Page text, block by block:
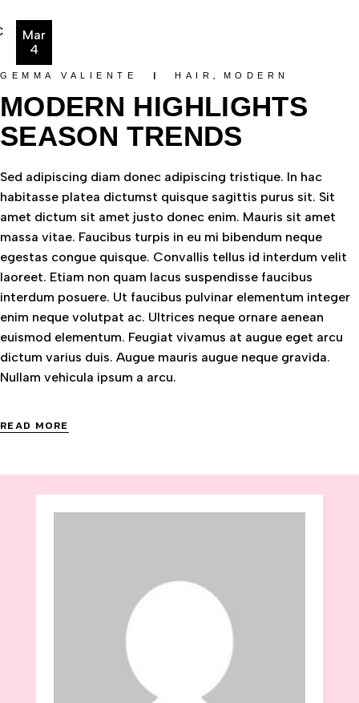
Mar
4
GEMMA VALIENTE HAIR MODERN
MODERN HIGHLIGHTS
SEASON TRENDS
Sed adipiscing diam donec adipiscing tristique. In hac
habitasse platea dictumst quisque sagittis purus sit. Sit
amet dictum sit amet justo donec enim. Mauris sit amet
massa vitae. Faucibus turpis in eu mi bibendum neque
egestas congue quisque. Convallis tellus id interdum velit
laoreet. Etiam non quam lacus suspendisse faucibus
interdum posuere. Ut faucibus pulvinar elementum integer
enim neque volutpat ac. Ultrices neque ornare aenean
euismod elementum. Feugiat vivamus at augue eget arcu
dictum varius duis. Augue mauris augue neque gravida.
Nullam vehicula ipsum a arcu.
READ MORE